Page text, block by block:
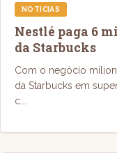
NOTICIAS
Nestlé paga 6
da Starbucks
Com o negócio
da Starbucks em
c...